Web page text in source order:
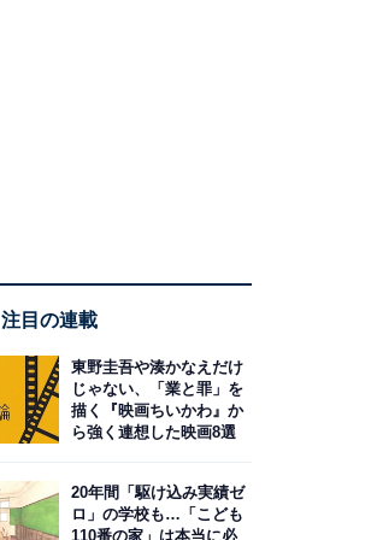
注目の連載
東野圭吾や湊かなえだけ
じゃない、「業と罪」を
描く『映画ちいかわ』か
ら強く連想した映画8選
20年間「駆け込み実績ゼ
ロ」の学校も…「こども
110番の家」は本当に必